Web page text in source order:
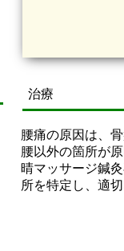
治療
腰痛の原因は、
腰以外の箇所が
晴マッサージ鍼
所を特定し、適